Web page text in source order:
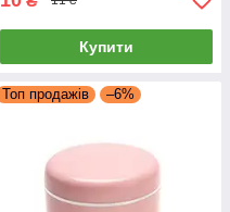
Купити
Топ продажів –6%